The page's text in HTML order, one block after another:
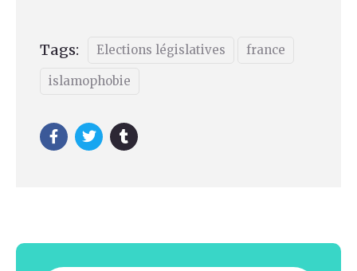
Tags: Elections législatives france
islamophobie